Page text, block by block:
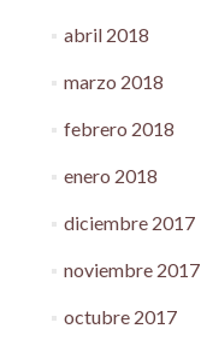
abril 2018
marzo 2018
febrero 2018
enero 2018
diciembre 2017
noviembre 2017
octubre 2017